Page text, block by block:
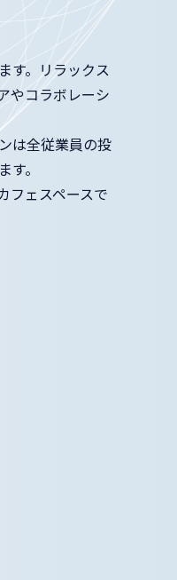
す。リラックス
やコラボレーシ
は全従業員の投
。
フェスペースで